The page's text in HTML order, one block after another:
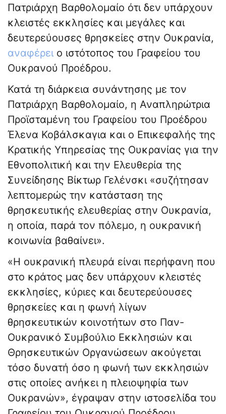
Πατριάρχη Βαρθολομαίο ότι δεν υπάρχουν
κλειστές εκκλησίες και μεγάλες και
δευτερεύουσες θρησκείες στην Ουκρανία,
αναφέρειο ιστότοπος του Γραφείου του
Ουκρανού Προέδρου.
Κατά τη διάρκεια συνάντησης με τον
Πατριάρχη Βαρθολομαίο, η Αναπληρώτρια
Προϊσταμένη του Γραφείου του Προέδρου
Έλενα Κοβάλσκαγια και ο Επικεφαλής της
Κρατικής Υπηρεσίας της Ουκρανίας για την
Εθνοπολιτική και την Ελευθερία της
Συνείδησης Βίκτωρ Γελένσκι «συζήτησαν
λεπτομερώς την κατάσταση της
θρησκευτικής ελευθερίας στην Ουκρανία,
η οποία, παρά τον πόλεμο, η ουκρανική
κοινωνία βαθαίνει».
«Η ουκρανική πλευρά είναι περήφανη που
στο κράτος μας δεν υπάρχουν κλειστές
εκκλησίες, κύριες και δευτερεύουσες
θρησκείες και η φωνή λίγων
θρησκευτικών κοινοτήτων στο Παν-
Ουκρανικό Συμβούλιο Εκκλησιών και
Θρησκευτικών Οργανώσεων ακούγεται
τόσο δυνατή όσο η φωνή των εκκλησιών
στις οποίες ανήκει η πλειοψηφία των
Ουκρανών», έγραψαν στην ιστοσελίδα του